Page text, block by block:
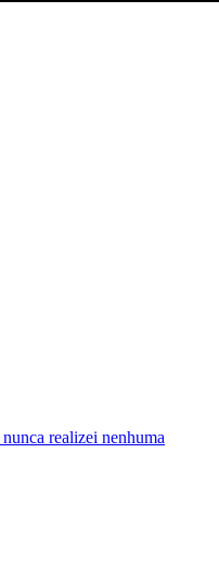
realizei nenhuma